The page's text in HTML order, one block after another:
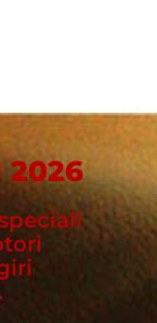
2026